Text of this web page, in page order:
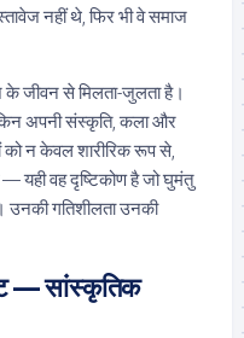
नहीं थे, फिर भी वे समाज
जीवन से मिलता-जुलता है।
अपनी संस्कृति, कला और
को न केवल शारीरिक रूप से,
यही वह दृष्टिकोण है जो घुमंतु
उनकी गतिशीलता उनकी
— सांस्कृतिक